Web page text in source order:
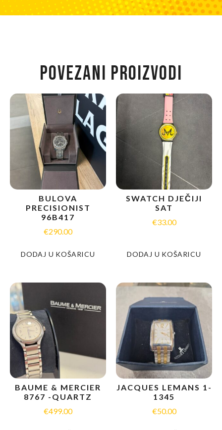
POVEZANI PROIZVODI
BULOVA
PRECISIONIST
96B417
€290.00
DODAJ U KOŠARICU
SWATCH DJEČIJI
SAT
€33.00
DODAJ U KOŠARICU
BAUME & MERCIER
8767 -QUARTZ
€499.00
JACQUES LEMANS 1-
1345
€50.00